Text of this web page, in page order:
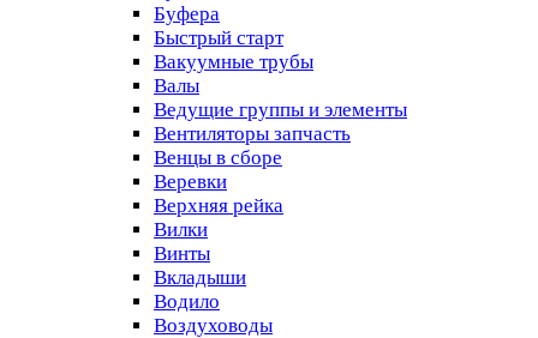
Буфера
Быстрый старт
Вакуумные трубы
Валы
Ведущие группы и элементы
Вентиляторы запчасть
Венцы в сборе
Веревки
Верхняя рейка
Вилки
Винты
Вкладыши
Водило
Воздуховоды